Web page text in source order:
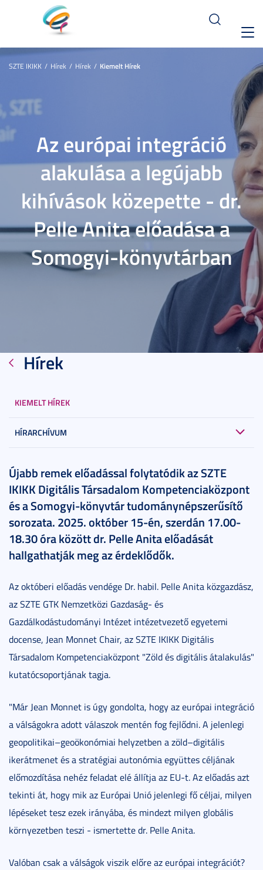
SZTE IKIKK Hírek Hírek Kiemelt Hírek
Az európai integráció
alakulása a legújabb
kihívások közepette - dr.
Pelle Anita előadása a
Somogyi-könyvtárban
Hírek
KIEMELT HÍREK
HÍRARCHÍVUM
Újabb remek előadással folytatódik az SZTE
IKIKK Digitális Társadalom Kompetenciaközpont
és a Somogyi-könyvtár tudománynépszerűsítő
sorozata. 2025. október 15-én, szerdán 17.00-
18.30 óra között dr. Pelle Anita előadását
hallgathatják meg az érdeklődők.
Az októberi előadás vendége Dr. habil. Pelle Anita közgazdász,
az SZTE GTK Nemzetközi Gazdaság- és
Gazdálkodástudományi Intézet intézetvezető egyetemi
docense, Jean Monnet Chair, az SZTE IKIKK Digitális
Társadalom Kompetenciaközpont "Zöld és digitális átalakulás"
kutatócsoportjának tagja.
"Már Jean Monnet is úgy gondolta, hogy az európai integráció
a válságokra adott válaszok mentén fog fejlődni. A jelenlegi
geopolitikai–geoökonómiai helyzetben a zöld–digitális
ikerátmenet és a stratégiai autonómia együttes céljának
előmozdítása nehéz feladat elé állítja az EU-t. Az előadás azt
tekinti át, hogy mik az Európai Unió jelenlegi fő céljai, milyen
lépéseket tesz ezek irányába, és mindezt milyen globális
környezetben teszi - ismertette dr. Pelle Anita.
Valóban csak a válságok viszik előre az európai integrációt?